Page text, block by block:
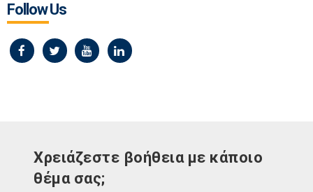
Follow Us
Χρειάζεστε βοήθεια με κάποιο
θέμα σας;